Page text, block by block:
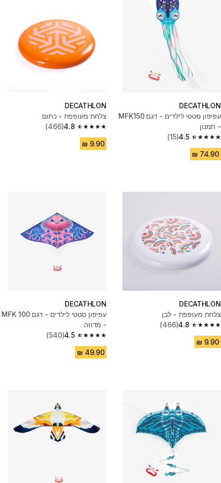
DECATHLON
עפיפון סטטי לילדים - דגם MFK150
- תמנון
4.5
4.5 out of 5 stars from 15 reviews
(15)
DECATHLON
צלחת מעופפת - כתום
4.8
4.8 out of 5 stars from 466 reviews
(466)
DECATHLON
צלחת מעופפת - לבן
4.8
4.8 out of 5 stars from 466 reviews
(466)
DECATHLON
עפיפון סטטי לילדים - דגם MFK 100
- מדוזה
4.5
4.5 out of 5 stars from 540 reviews
(540)